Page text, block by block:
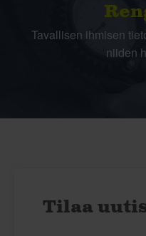
Tavallisen ihmisen
niiden
Tilaa